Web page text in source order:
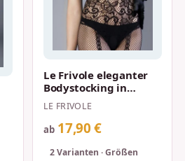
Le Frivole eleganter
Bodystocking in
Häkeloptik mit
angedeutetem
Strum…
LE FRIVOLE
ab17,90 €
2 Varianten · Größen